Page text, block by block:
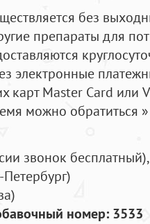
без
препараты для
электронные
карт Master Card или
можно обратиться
звонок бесплатный),
Петербург)
номер: 3533